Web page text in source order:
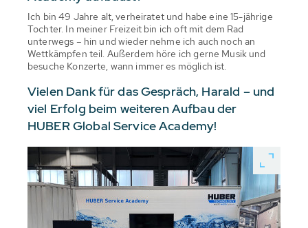
Ich bin 49 Jahre alt, verheiratet und habe eine 15-jährige
Tochter. In meiner Freizeit bin ich oft mit dem Rad
unterwegs – hin und wieder nehme ich auch noch an
Wettkämpfen teil. Außerdem höre ich gerne Musik und
besuche Konzerte, wann immer es möglich ist.
Vielen Dank für das Gespräch, Harald – und
viel Erfolg beim weiteren Aufbau der
HUBER Global Service Academy!